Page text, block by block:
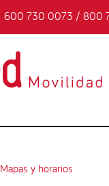
600 730 0073 / 800
Mapas y horarios